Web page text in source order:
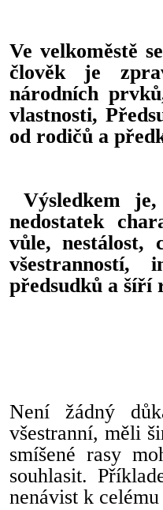
Ve velkoměstě
člověk je
národních
vlastnosti,
od rodičů a
Výsledkem
nedostatek
vůle, nestálost,
všestranností,
předsudků a šíří
Není žádný
všestranní, měli
smíšené rasy
souhlasit.
nenávist k